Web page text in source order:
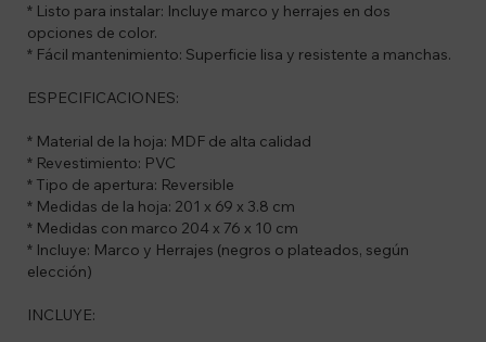
* Listo para instalar: Incluye marco y herrajes en dos
opciones de color.
* Fácil mantenimiento: Superficie lisa y resistente a manchas.
ESPECIFICACIONES:
* Material de la hoja: MDF de alta calidad
* Revestimiento: PVC
* Tipo de apertura: Reversible
* Medidas de la hoja: 201 x 69 x 3.8 cm
* Medidas con marco 204 x 76 x 10 cm
* Incluye: Marco y Herrajes (negros o plateados, según
elección)
INCLUYE: